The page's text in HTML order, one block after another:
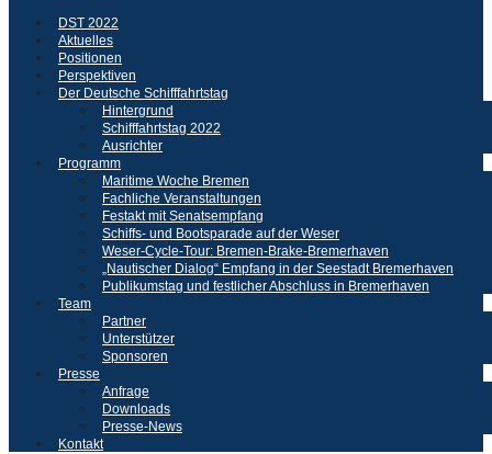
DST 2022
Aktuelles
Positionen
Perspektiven
Der Deutsche Schifffahrtstag
Hintergrund
Schifffahrtstag 2022
Ausrichter
Programm
Maritime Woche Bremen
Fachliche Veranstaltungen
Festakt mit Senatsempfang
Schiffs- und Bootsparade auf der Weser
Weser-Cycle-Tour: Bremen-Brake-Bremerhaven
„Nautischer Dialog“ Empfang in der Seestadt Bremerhaven
Publikumstag und festlicher Abschluss in Bremerhaven
Team
Partner
Unterstützer
Sponsoren
Presse
Anfrage
Downloads
Presse-News
Kontakt